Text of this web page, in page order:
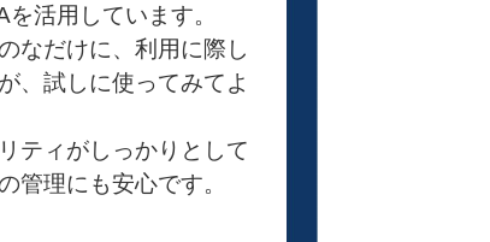
活用しています。
なだけに、利用に際し
、試しに使ってみてよ
ティがしっかりとして
管理にも安心です。